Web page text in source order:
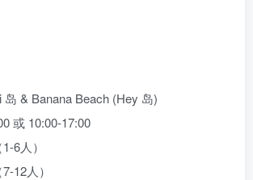
岛 & Banana Beach (Hey 岛)
或 10:00-17:00
6人）
12人）